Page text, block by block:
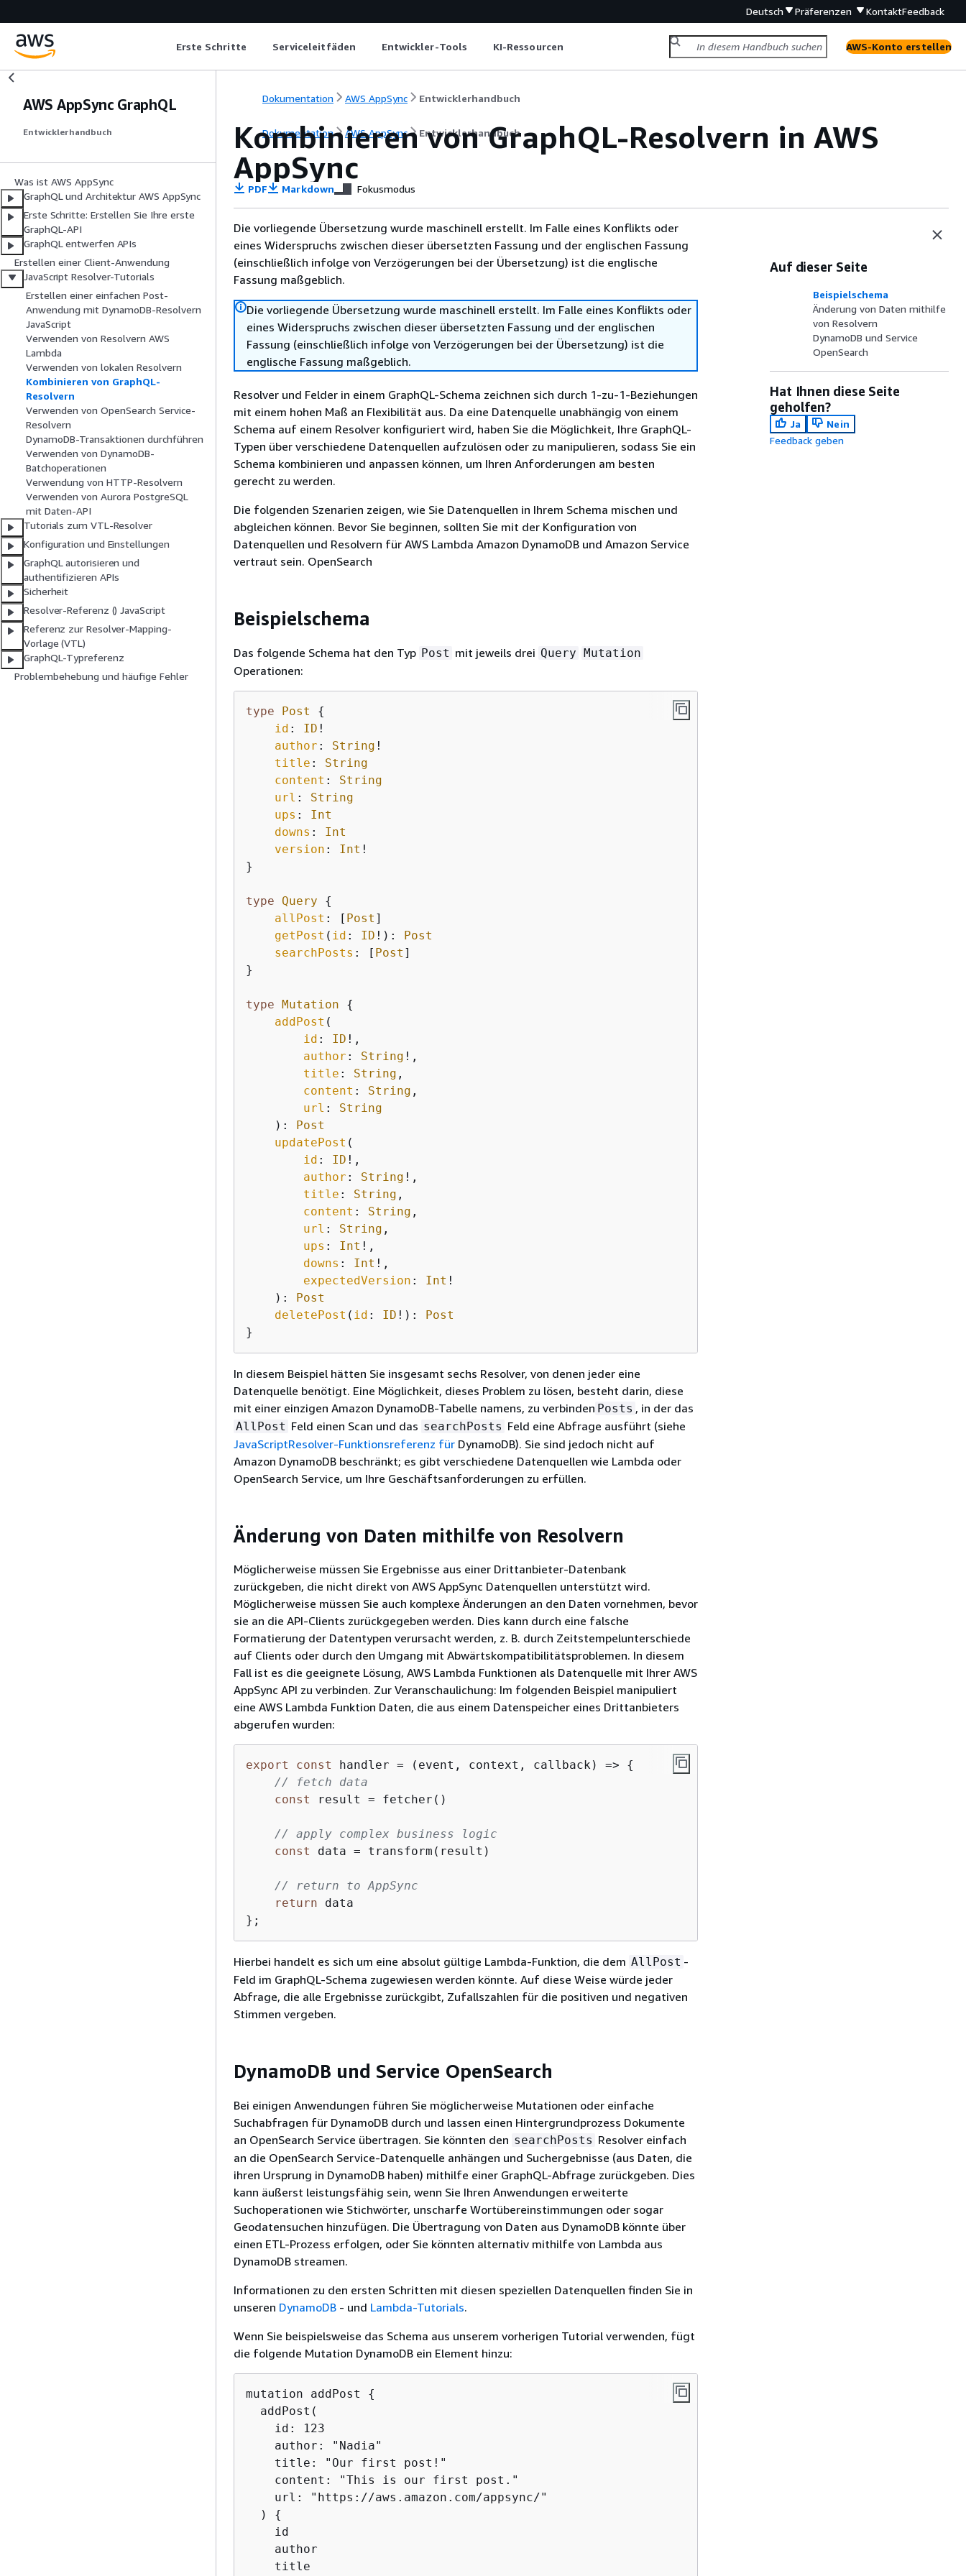
Deutsch Präferenzen KontaktFeedback
Erste Schritte Serviceleitfäden Entwickler-Tools KI-Ressourcen AWS-Konto erstellen
AWS AppSync GraphQL
Entwicklerhandbuch
Was ist AWS AppSync
GraphQL und Architektur AWS AppSync
Erste Schritte: Erstellen Sie Ihre erste
GraphQL-API
GraphQL entwerfen APIs
Erstellen einer Client-Anwendung
JavaScript Resolver-Tutorials
Erstellen einer einfachen Post-
Anwendung mit DynamoDB-Resolvern
JavaScript
Verwenden von Resolvern AWS
Lambda
Verwenden von lokalen Resolvern
Kombinieren von GraphQL-
Resolvern
Verwenden von OpenSearch Service-
Resolvern
DynamoDB-Transaktionen durchführen
Verwenden von DynamoDB-
Batchoperationen
Verwendung von HTTP-Resolvern
Verwenden von Aurora PostgreSQL
mit Daten-API
Tutorials zum VTL-Resolver
Konfiguration und Einstellungen
GraphQL autorisieren und
authentifizieren APIs
Sicherheit
Resolver-Referenz () JavaScript
Referenz zur Resolver-Mapping-
Vorlage (VTL)
GraphQL-Typreferenz
Problembehebung und häufige Fehler
Dokumentation AWS AppSync Entwicklerhandbuch
Dokumentation AWS AppSync Entwicklerhandbuch
Kombinieren von GraphQL-Resolvern in AWS
AppSync
PDF Markdown Fokusmodus
Die vorliegende Übersetzung wurde maschinell erstellt. Im Falle eines Konflikts oder
eines Widerspruchs zwischen dieser übersetzten Fassung und der englischen Fassung
(einschließlich infolge von Verzögerungen bei der Übersetzung) ist die englische
Fassung maßgeblich.
Die vorliegende Übersetzung wurde maschinell erstellt. Im Falle eines Konflikts oder
eines Widerspruchs zwischen dieser übersetzten Fassung und der englischen
Fassung (einschließlich infolge von Verzögerungen bei der Übersetzung) ist die
englische Fassung maßgeblich.
Resolver und Felder in einem GraphQL-Schema zeichnen sich durch 1-zu-1-Beziehungen
mit einem hohen Maß an Flexibilität aus. Da eine Datenquelle unabhängig von einem
Schema auf einem Resolver konfiguriert wird, haben Sie die Möglichkeit, Ihre GraphQL-
Typen über verschiedene Datenquellen aufzulösen oder zu manipulieren, sodass Sie ein
Schema kombinieren und anpassen können, um Ihren Anforderungen am besten
gerecht zu werden.
Die folgenden Szenarien zeigen, wie Sie Datenquellen in Ihrem Schema mischen und
abgleichen können. Bevor Sie beginnen, sollten Sie mit der Konfiguration von
Datenquellen und Resolvern für AWS Lambda Amazon DynamoDB und Amazon Service
vertraut sein. OpenSearch
Beispielschema
Das folgende Schema hat den Typ Post mit jeweils drei Query Mutation
Operationen:
type Post
{
id : ID !
author : String !
title : String
content : String
url : String
ups : Int
downs : Int
version : Int !
}
type Query
{
allPost : [ Post ]
getPost ( id : ID !): Post
searchPosts : [ Post ]
}
type Mutation
{
addPost (
id : ID !,
author : String !,
title : String ,
content : String ,
url : String
    ):
Post
updatePost (
id : ID !,
author : String !,
title : String ,
content : String ,
url : String ,
ups : Int !,
downs : Int !,
expectedVersion : Int !
    ):
Post
deletePost ( id : ID !): Post
}
In diesem Beispiel hätten Sie insgesamt sechs Resolver, von denen jeder eine
Datenquelle benötigt. Eine Möglichkeit, dieses Problem zu lösen, besteht darin, diese
mit einer einzigen Amazon DynamoDB-Tabelle namens, zu verbinden Posts , in der das
AllPost Feld einen Scan und das searchPosts Feld eine Abfrage ausführt (siehe
JavaScriptResolver-Funktionsreferenz für DynamoDB). Sie sind jedoch nicht auf
Amazon DynamoDB beschränkt; es gibt verschiedene Datenquellen wie Lambda oder
OpenSearch Service, um Ihre Geschäftsanforderungen zu erfüllen.
Änderung von Daten mithilfe von Resolvern
Möglicherweise müssen Sie Ergebnisse aus einer Drittanbieter-Datenbank
zurückgeben, die nicht direkt von AWS AppSync Datenquellen unterstützt wird.
Möglicherweise müssen Sie auch komplexe Änderungen an den Daten vornehmen, bevor
sie an die API-Clients zurückgegeben werden. Dies kann durch eine falsche
Formatierung der Datentypen verursacht werden, z. B. durch Zeitstempelunterschiede
auf Clients oder durch den Umgang mit Abwärtskompatibilitätsproblemen. In diesem
Fall ist es die geeignete Lösung, AWS Lambda Funktionen als Datenquelle mit Ihrer AWS
AppSync API zu verbinden. Zur Veranschaulichung: Im folgenden Beispiel manipuliert
eine AWS Lambda Funktion Daten, die aus einem Datenspeicher eines Drittanbieters
abgerufen wurden:
export const handler = ( event, context, callback) =>
{
// fetch data
const
result = fetcher()
// apply complex business logic
const
data = transform(result)
// return to AppSync
return data
};
Hierbei handelt es sich um eine absolut gültige Lambda-Funktion, die dem AllPost -
Feld im GraphQL-Schema zugewiesen werden könnte. Auf diese Weise würde jeder
Abfrage, die alle Ergebnisse zurückgibt, Zufallszahlen für die positiven und negativen
Stimmen vergeben.
DynamoDB und Service OpenSearch
Bei einigen Anwendungen führen Sie möglicherweise Mutationen oder einfache
Suchabfragen für DynamoDB durch und lassen einen Hintergrundprozess Dokumente
an OpenSearch Service übertragen. Sie könnten den searchPosts Resolver einfach
an die OpenSearch Service-Datenquelle anhängen und Suchergebnisse (aus Daten, die
ihren Ursprung in DynamoDB haben) mithilfe einer GraphQL-Abfrage zurückgeben. Dies
kann äußerst leistungsfähig sein, wenn Sie Ihren Anwendungen erweiterte
Suchoperationen wie Stichwörter, unscharfe Wortübereinstimmungen oder sogar
Geodatensuchen hinzufügen. Die Übertragung von Daten aus DynamoDB könnte über
einen ETL-Prozess erfolgen, oder Sie könnten alternativ mithilfe von Lambda aus
DynamoDB streamen.
Informationen zu den ersten Schritten mit diesen speziellen Datenquellen finden Sie in
unseren DynamoDB - und Lambda-Tutorials.
Wenn Sie beispielsweise das Schema aus unserem vorherigen Tutorial verwenden, fügt
die folgende Mutation DynamoDB ein Element hinzu:
mutation addPost {
  addPost(
    id: 123
    author: "Nadia"
    title: "Our first post!"
    content: "This is our first post."
    url: "https://aws.amazon.com/appsync/"
  )
{
    id
    author
    title
Auf dieser Seite
Beispielschema
Änderung von Daten mithilfe
von Resolvern
DynamoDB und Service
OpenSearch
Hat Ihnen diese Seite
geholfen?
Ja
Nein
Feedback geben